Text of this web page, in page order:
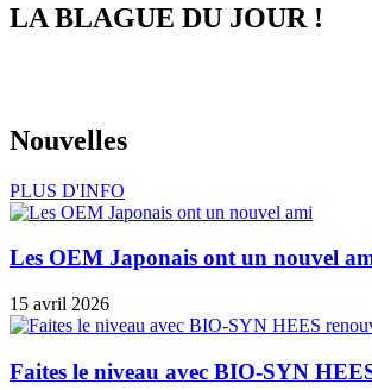
LA BLAGUE DU JOUR !
Nouvelles
PLUS D'INFO
Les OEM Japonais ont un nouvel
15 avril 2026
Faites le niveau avec BIO-SYN